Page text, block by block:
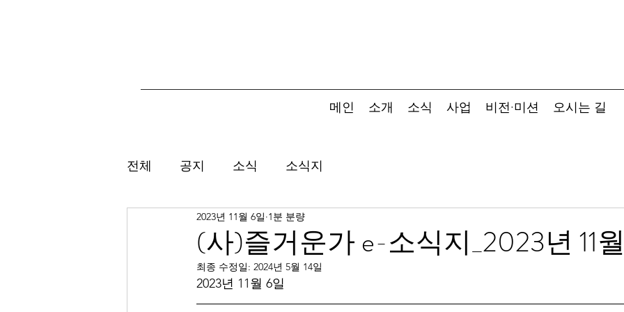
메인 소개 소식 사업 비전·미션 오시는 길
전체 공지 소식 소식지
(사)즐거운가 e-소식지_2023년 11
2023년 11월 6일 1분 분량
최종 수정일: 2024년 5월 14일
2023년 11월 6일